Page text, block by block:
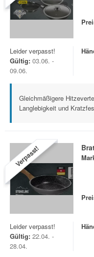
Leider verpasst!
Gültig: 03.06. -
09.06.
Gleichmäßigere
Langlebigkeit und
Verpasst!
Leider verpasst!
Gültig: 22.04. -
28.04.